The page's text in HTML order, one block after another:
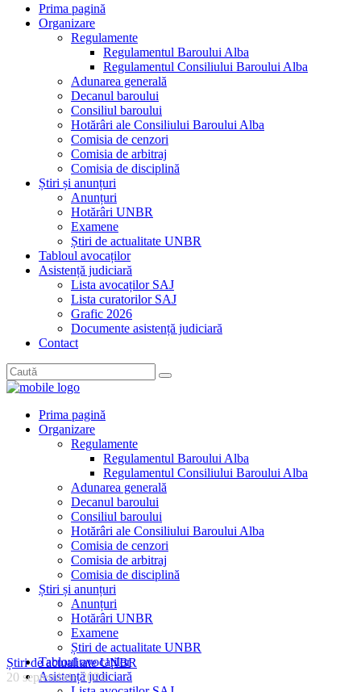
Prima pagină
Organizare
Regulamente
Regulamentul Baroului Alba
Regulamentul Consiliului Baroului Alba
Adunarea generală
Decanul baroului
Consiliul baroului
Hotărâri ale Consiliului Baroului Alba
Comisia de cenzori
Comisia de arbitraj
Comisia de disciplină
Știri și anunțuri
Anunțuri
Hotărâri UNBR
Examene
Știri de actualitate UNBR
Tabloul avocaților
Asistență judiciară
Lista avocaților SAJ
Lista curatorilor SAJ
Grafic 2026
Documente asistență judiciară
Contact
Prima pagină
Organizare
Regulamente
Regulamentul Baroului Alba
Regulamentul Consiliului Baroului Alba
Adunarea generală
Decanul baroului
Consiliul baroului
Hotărâri ale Consiliului Baroului Alba
Comisia de cenzori
Comisia de arbitraj
Comisia de disciplină
Știri și anunțuri
Anunțuri
Hotărâri UNBR
Examene
Știri de actualitate UNBR
Tabloul avocaților
Asistență judiciară
Știri de actualitate UNBR
20 septembrie 2024